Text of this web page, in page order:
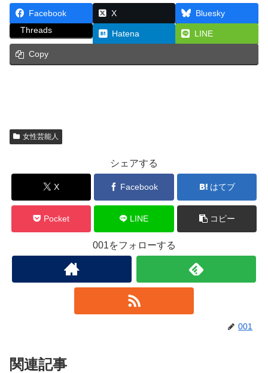
Facebook X
Bluesky
Threads
Hatena LINE
Copy
女性芸能人
シェアする
X Facebook はてブ
Pocket LINE コピー
001をフォローする
001
関連記事